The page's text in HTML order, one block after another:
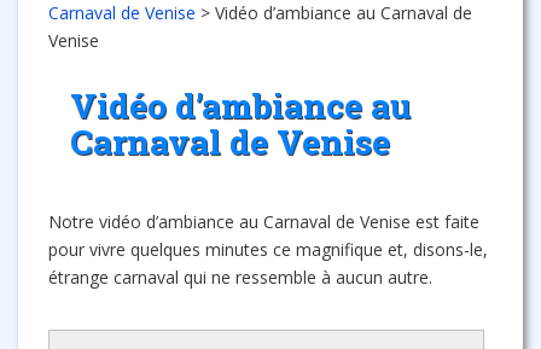
Carnaval de Venise > Vidéo d’ambiance au Carnaval de
Venise
Vidéo d’ambiance au
Carnaval de Venise
Notre vidéo d’ambiance au Carnaval de Venise est faite
pour vivre quelques minutes ce magnifique et, disons-le,
étrange carnaval qui ne ressemble à aucun autre.